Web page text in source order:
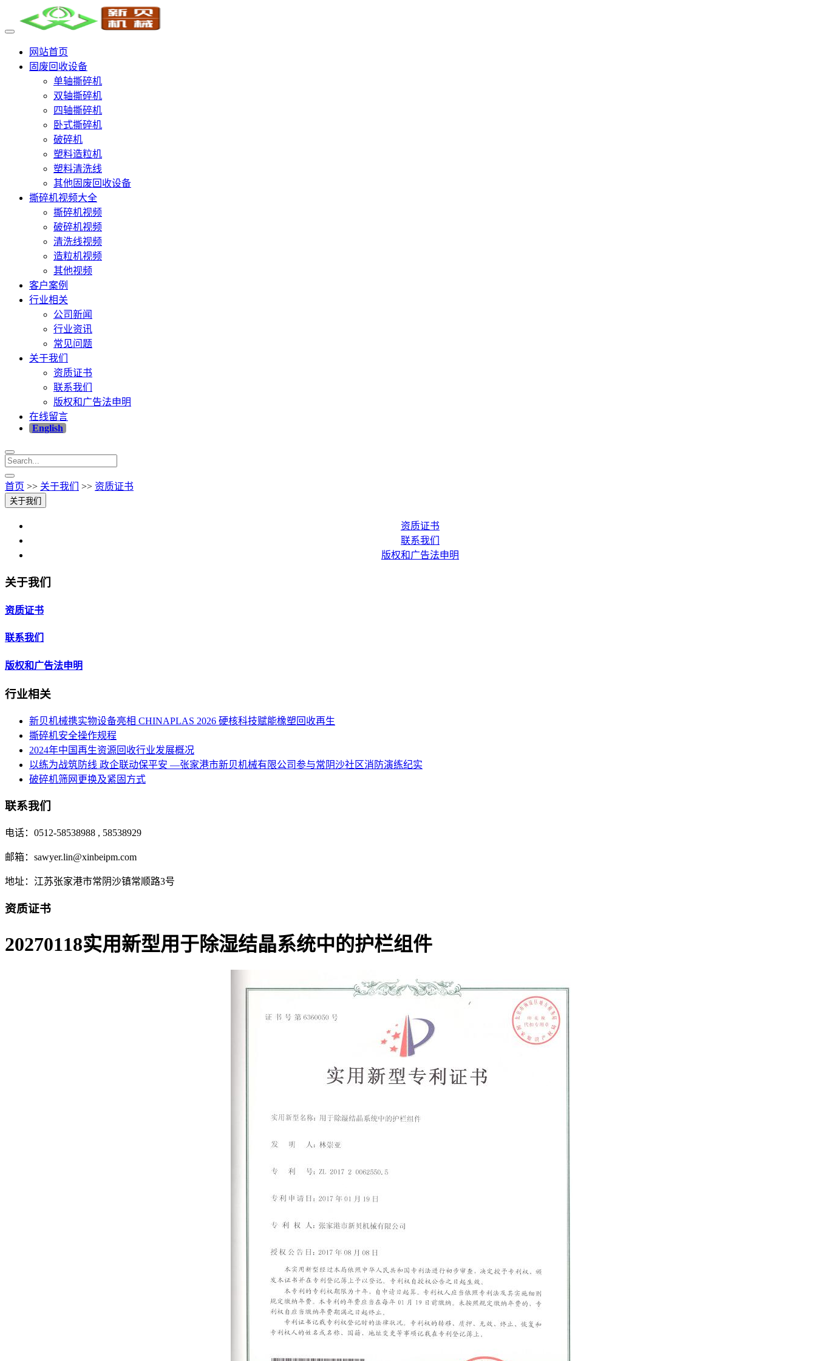
网站首页
固废回收设备
单轴撕碎机
双轴撕碎机
四轴撕碎机
卧式撕碎机
破碎机
塑料造粒机
塑料清洗线
其他固废回收设备
撕碎机视频大全
撕碎机视频
破碎机视频
清洗线视频
造粒机视频
其他视频
客户案例
行业相关
公司新闻
行业资讯
常见问题
关于我们
资质证书
联系我们
版权和广告法申明
在线留言
English
首页 >> 关于我们 >> 资质证书
关于我们
资质证书
联系我们
版权和广告法申明
关于我们
资质证书
联系我们
版权和广告法申明
行业相关
新贝机械携实物设备亮相 CHINAPLAS 2026 硬核科技赋能橡塑回收再生
撕碎机安全操作规程
2024年中国再生资源回收行业发展概况
以练为战筑防线 政企联动保平安 —张家港市新贝机械有限公司参与常阴沙社区消防演练纪实
破碎机筛网更换及紧固方式
联系我们
电话：0512-58538988 , 58538929
邮箱：sawyer.lin@xinbeipm.com
地址：江苏张家港市常阴沙镇常顺路3号
资质证书
20270118实用新型用于除湿结晶系统中的护栏组件